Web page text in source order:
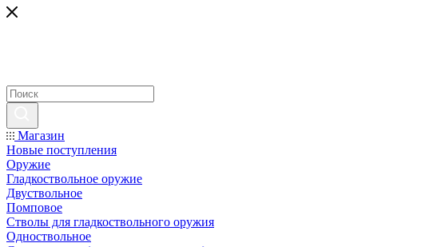
Магазин
Новые поступления
Оружие
Гладкоствольное оружие
Двуствольное
Помповое
Стволы для гладкоствольного оружия
Одноствольное